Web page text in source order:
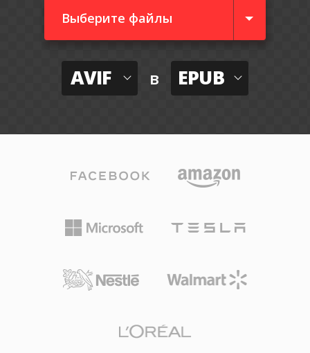
Выберите файлы
AVIF в EPUB